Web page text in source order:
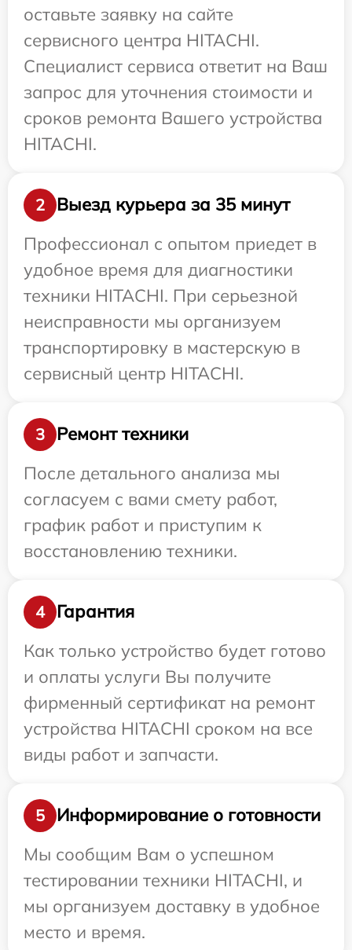
оставьте заявку на сайте
сервисного центра HITACHI.
Специалист сервиса ответит на Ваш
запрос для уточнения стоимости и
сроков ремонта Вашего устройства
HITACHI.
2
Выезд курьера за 35 минут
Профессионал с опытом приедет в
удобное время для диагностики
техники HITACHI. При серьезной
неисправности мы организуем
транспортировку в мастерскую в
сервисный центр HITACHI.
3
Ремонт техники
После детального анализа мы
согласуем с вами смету работ,
график работ и приступим к
восстановлению техники.
4
Гарантия
Как только устройство будет готово
и оплаты услуги Вы получите
фирменный сертификат на ремонт
устройства HITACHI сроком на все
виды работ и запчасти.
5
Информирование о готовности
Мы сообщим Вам о успешном
тестировании техники HITACHI, и
мы организуем доставку в удобное
место и время.